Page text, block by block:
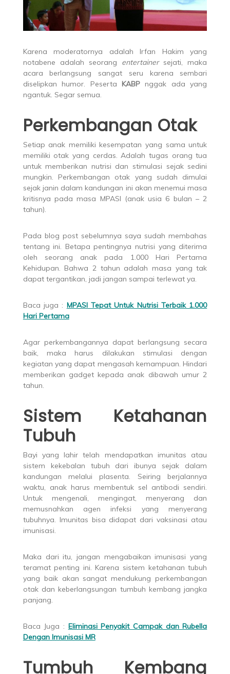
Karena moderatornya adalah Irfan Hakim yang
notabene adalah seorang entertainersejati, maka
acara berlangsung sangat seru karena sembari
diselipkan humor. Peserta KABP nggak ada yang
ngantuk. Segar semua.
Perkembangan Otak
Setiap anak memiliki kesempatan yang sama untuk
memiliki otak yang cerdas. Adalah tugas orang tua
untuk memberikan nutrisi dan stimulasi sejak sedini
mungkin. Perkembangan otak yang sudah dimulai
sejak janin dalam kandungan ini akan menemui masa
kritisnya pada masa MPASI (anak usia 6 bulan – 2
tahun).
Pada blog post sebelumnya saya sudah membahas
tentang ini. Betapa pentingnya nutrisi yang diterima
oleh seorang anak pada 1.000 Hari Pertama
Kehidupan. Bahwa 2 tahun adalah masa yang tak
dapat tergantikan, jadi jangan sampai terlewat ya.
Baca juga : MPASI Tepat Untuk Nutrisi Terbaik 1.000
Hari Pertama
Agar perkembangannya dapat berlangsung secara
baik, maka harus dilakukan stimulasi dengan
kegiatan yang dapat mengasah kemampuan. Hindari
memberikan gadget kepada anak dibawah umur 2
tahun.
Sistem Ketahanan
Tubuh
Bayi yang lahir telah mendapatkan imunitas atau
sistem kekebalan tubuh dari ibunya sejak dalam
kandungan melalui plasenta. Seiring berjalannya
waktu, anak harus membentuk sel antibodi sendiri.
Untuk mengenali, mengingat, menyerang dan
memusnahkan agen infeksi yang menyerang
tubuhnya. Imunitas bisa didapat dari vaksinasi atau
imunisasi.
Maka dari itu, jangan mengabaikan imunisasi yang
teramat penting ini. Karena sistem ketahanan tubuh
yang baik akan sangat mendukung perkembangan
otak dan keberlangsungan tumbuh kembang jangka
panjang.
Baca Juga : Eliminasi Penyakit Campak dan Rubella
Dengan Imunisasi MR
Tumbuh Kembang